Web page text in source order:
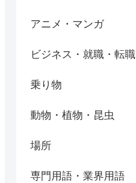
アニメ・マンガ
ビジネス・就職・転職
乗り物
動物・植物・昆虫
場所
専門用語・業界用語